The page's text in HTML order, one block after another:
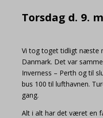
Torsdag d. 9.
Vi tog toget tidligt næste
Danmark. Det var
Inverness – Perth og til
bus 100 til lufthavnen.
gang.
Alt i alt har det været en